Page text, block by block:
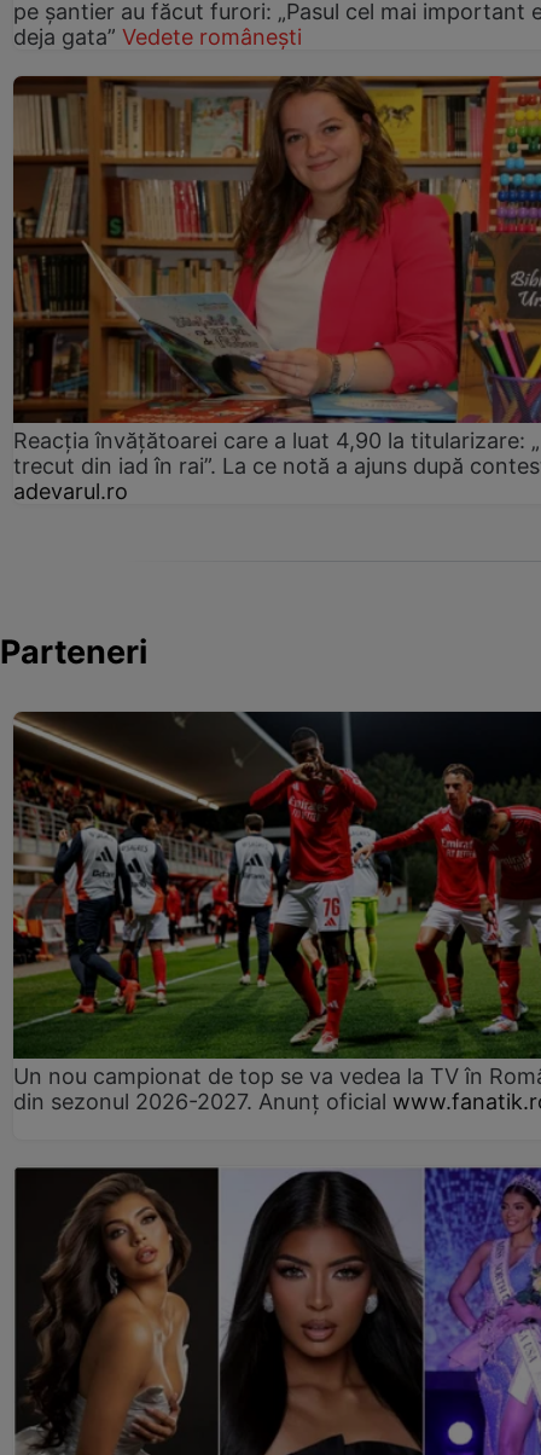
pe șantier au făcut furori: „Pasul cel mai important
deja gata” Vedete românești
Reacția învățătoarei care a luat 4,90 la titularizare:
trecut din iad în rai”. La ce notă a ajuns după
adevarul.ro
Parteneri
Un nou campionat de top se va vedea la TV în
din sezonul 2026-2027. Anunț oficial